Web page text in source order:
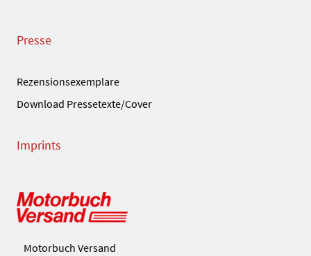
Presse
Rezensionsexemplare
Download Pressetexte/Cover
Imprints
Motorbuch Versand